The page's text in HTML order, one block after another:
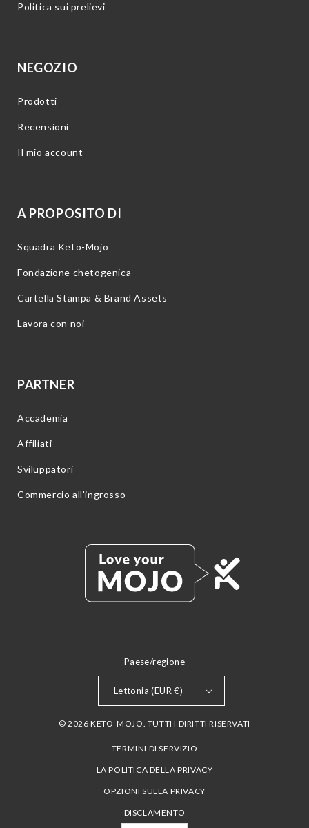
Politica sui prelievi
NEGOZIO
Prodotti
Recensioni
Il mio account
A PROPOSITO DI
Squadra Keto-Mojo
Fondazione chetogenica
Cartella Stampa & Brand Assets
Lavora con noi
PARTNER
Accademia
Affiliati
Sviluppatori
Commercio all'ingrosso
Paese/regione
Lettonia (EUR €)
© 2026 KETO-MOJO. TUTTI I DIRITTI RISERVATI
TERMINI DI SERVIZIO
LA POLITICA DELLA PRIVACY
OPZIONI SULLA PRIVACY
DISCLAMENTO